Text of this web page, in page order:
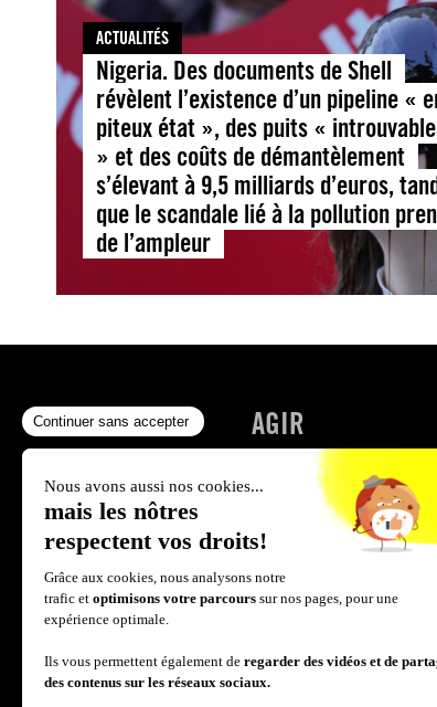
ACTUALITÉS
Nigeria. Des documents de Shell
révèlent l’existence d’un pipeline «
piteux état », des puits «
» et des coûts de démantèlement
s’élevant à 9,5 milliards d’euros,
que le scandale lié à la pollution
de l’ampleur
NOS COMBATS
Actualités
Événements
Victoires
Protect the protest
AGIR
Write for Rights '25
Nos pétitions
S’engager